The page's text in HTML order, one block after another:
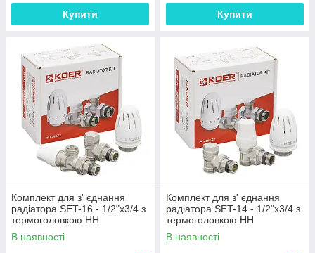
Купити Купити
Комплект для з' єднання
радіатора SET-16 - 1/2"x3/4 з
термоголовкою НН
В наявності
Комплект для з' єднання
радіатора SET-14 - 1/2"x3/4 з
термоголовкою НН
В наявності